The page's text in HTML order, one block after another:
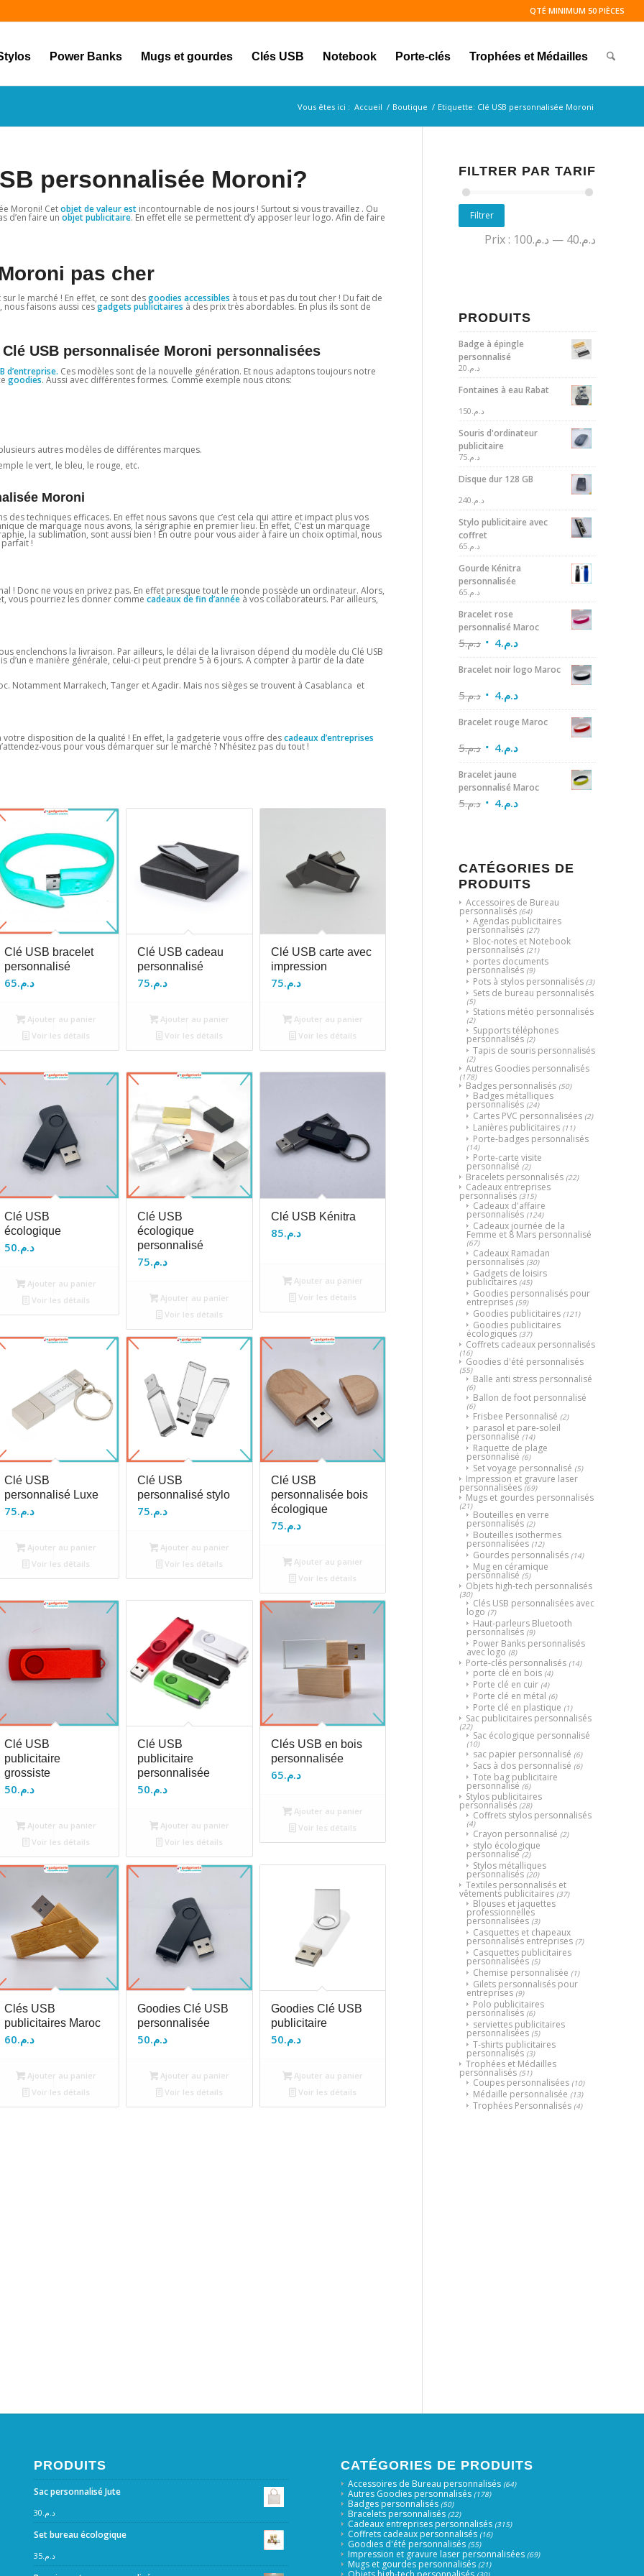
QTÉ MINIMUM 50 PIÈCES
Power Banks Mugs et gourdes Clés USB Notebook Porte-clés Trophées et Médailles
Vous êtes ici : Accueil / Boutique / Etiquette: Clé USB personnalisée Moroni
personnalisée Moroni?
Moroni! Cetobjet de valeur est incontournable de nos jours ! Surtout si vous travaillez . Ou
d’en faire un objet publicitaire. En effet elle se permettent d’y apposer leur logo. Afin de faire
pas cher
le marché ! En effet, ce sont desgoodies accessibles à tous et pas du tout cher ! Du fait de
faisons aussi cesgadgets publicitaires à des prix très abordables. En plus ils sont de
USB personnalisée Moroni personnalisées
d’entreprise. Ces modèles sont de la nouvelle génération. Et nous adaptons toujours notre
goodies. Aussi avec différentes formes. Comme exemple nous citons:
autres modèles de différentes marques.
le vert, le bleu, le rouge, etc.
Moroni
des techniques efficaces. En effet nous savons que c’est cela qui attire et impact plus vos
de marquage nous avons, la sérigraphie en premier lieu. En effet, C’est un marquage
la sublimation, sont aussi bien ! En outre pour vous aider à faire un choix optimal, nous
!
! Donc ne vous en privez pas. En effet presque tout le monde possède un ordinateur. Alors,
vous pourriez les donner comme cadeaux de fin d’année à vos collaborateurs. Par ailleurs,
enclenchons la livraison. Par ailleurs, le délai de la livraison dépend du modèle du Clé USB
e manière générale, celui-ci peut prendre 5 à 6 jours. A compter à partir de la date
Notamment Marrakech, Tanger et Agadir. Mais nos sièges se trouvent à Casablanca et
disposition de la qualité ! En effet, la gadgeterie vous offre descadeaux d’entreprises
vous pour vous démarquer sur le marché ? N’hésitez pas du tout !
Clé USB bracelet
personnalisé
د.م.65
Ajouter au panier
Voir les détails
Clé USB cadeau
personnalisé
د.م.75
Ajouter au panier
Voir les détails
Clé USB carte avec
impression
د.م.75
Ajouter au panier
Voir les détails
Clé USB
écologique
د.م.50
Ajouter au panier
Voir les détails
Clé USB
écologique
personnalisé
د.م.75
Ajouter au panier
Voir les détails
Clé USB Kénitra
د.م.85
Ajouter au panier
Voir les détails
Clé USB
personnalisé Luxe
د.م.75
Ajouter au panier
Voir les détails
Clé USB
personnalisé stylo
د.م.75
Ajouter au panier
Voir les détails
Clé USB
personnalisée bois
écologique
د.م.75
Ajouter au panier
Voir les détails
Clé USB
publicitaire
grossiste
د.م.50
Ajouter au panier
Voir les détails
Clé USB
publicitaire
personnalisée
د.م.50
Ajouter au panier
Voir les détails
Clés USB en bois
personnalisée
د.م.65
Ajouter au panier
Voir les détails
Clés USB
publicitaires Maroc
د.م.60
Ajouter au panier
Voir les détails
Goodies Clé USB
personnalisée
د.م.50
Ajouter au panier
Voir les détails
Goodies Clé USB
publicitaire
د.م.50
Ajouter au panier
Voir les détails
FILTRER PAR TARIF
Filtrer
Prix : د.م.40 — د.م.100
PRODUITS
Badge à épingle
personnalisé
د.م. 20
Fontaines à eau Rabat
د.م. 150
Souris d'ordinateur
publicitaire
د.م. 75
Disque dur 128 GB
د.م. 240
Stylo publicitaire avec
coffret
د.م. 65
Gourde Kénitra
personnalisée
د.م. 65
Bracelet rose
personnalisé Maroc
د.م.5 د.م.4
Bracelet noir logo Maroc
د.م.5 د.م.4
Bracelet rouge Maroc
د.م.5 د.م.4
Bracelet jaune
personnalisé Maroc
د.م.5 د.م.4
CATÉGORIES DE
PRODUITS
Accessoires de Bureau
personnalisés (64)
Agendas publicitaires
personnalisés (27)
Bloc-notes et Notebook
personnalisés (21)
portes documents
personnalisés (9)
Pots à stylos personnalisés (3)
Sets de bureau personnalisés
(5)
Stations météo personnalisés
(2)
Supports téléphones
personnalisés (2)
Tapis de souris personnalisés
(2)
Autres Goodies personnalisés
(178)
Badges personnalisés (50)
Badges métalliques
personnalisés (24)
Cartes PVC personnalisées (2)
Lanières publicitaires (11)
Porte-badges personnalisés
(14)
Porte-carte visite
personnalisé (2)
Bracelets personnalisés (22)
Cadeaux entreprises
personnalisés (315)
Cadeaux d'affaire
personnalisés (124)
Cadeaux journée de la
Femme et 8 Mars personnalisé
(67)
Cadeaux Ramadan
personnalisés (30)
Gadgets de loisirs
publicitaires (45)
Goodies personnalisés pour
entreprises (59)
Goodies publicitaires (121)
Goodies publicitaires
écologiques (37)
Coffrets cadeaux personnalisés
(16)
Goodies d'été personnalisés
(55)
Balle anti stress personnalisé
(6)
Ballon de foot personnalisé
(6)
Frisbee Personnalisé (2)
parasol et pare-soleil
personnalisé (14)
Raquette de plage
personnalisé (6)
Set voyage personnalisé (5)
Impression et gravure laser
personnalisées (69)
Mugs et gourdes personnalisés
(21)
Bouteilles en verre
personnalisés (2)
Bouteilles isothermes
personnalisées (12)
Gourdes personnalisés (14)
Mug en céramique
personnalisé (5)
Objets high-tech personnalisés
(30)
Clés USB personnalisées avec
logo (7)
Haut-parleurs Bluetooth
personnalisés (9)
Power Banks personnalisés
avec logo (8)
Porte-clés personnalisés (14)
porte clé en bois (4)
Porte clé en cuir (4)
Porte clé en métal (6)
Porte clé en plastique (1)
Sac publicitaires personnalisés
(22)
Sac écologique personnalisé
(10)
sac papier personnalisé (6)
Sacs à dos personnalisé (6)
Tote bag publicitaire
personnalisé (6)
Stylos publicitaires
personnalisés (28)
Coffrets stylos personnalisés
(4)
Crayon personnalisé (2)
stylo écologique
personnalisé (2)
Stylos métalliques
personnalisés (20)
Textiles personnalisés et
vêtements publicitaires (37)
Blouses et jaquettes
professionnelles
personnalisées (3)
Casquettes et chapeaux
personnalisés entreprises (7)
Casquettes publicitaires
personnalisées (5)
Chemise personnalisée (1)
Gilets personnalisés pour
entreprises (9)
Polo publicitaires
personnalisés (6)
serviettes publicitaires
personnalisées (5)
T-shirts publicitaires
personnalisés (3)
Trophées et Médailles
personnalisés (51)
Coupes personnalisées (10)
Médaille personnalisée (13)
Trophées Personnalisés (4)
PRODUITS
Sac personnalisé Jute
د.م.30
Set bureau écologique
د.م.35
CATÉGORIES DE PRODUITS
Accessoires de Bureau personnalisés (64)
Autres Goodies personnalisés (178)
Badges personnalisés (50)
Bracelets personnalisés (22)
Cadeaux entreprises personnalisés (315)
Coffrets cadeaux personnalisés (16)
Goodies d'été personnalisés (55)
Impression et gravure laser personnalisées (69)
Mugs et gourdes personnalisés (21)